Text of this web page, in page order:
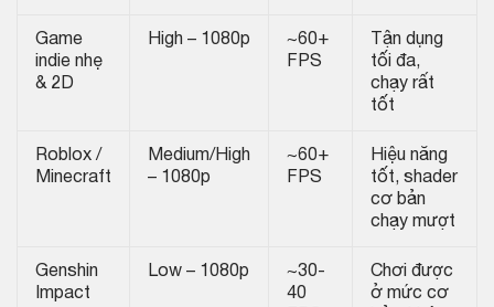
Game
indie nhẹ
& 2D
High – 1080p
~60+
FPS
Tận dụng
tối đa,
chạy rất
tốt
Roblox /
Minecraft
Medium/High
– 1080p
~60+
FPS
Hiệu năng
tốt, shader
cơ bản
chạy mượt
Genshin
Impact
Low – 1080p
~30-
40
Chơi được
ở mức cơ